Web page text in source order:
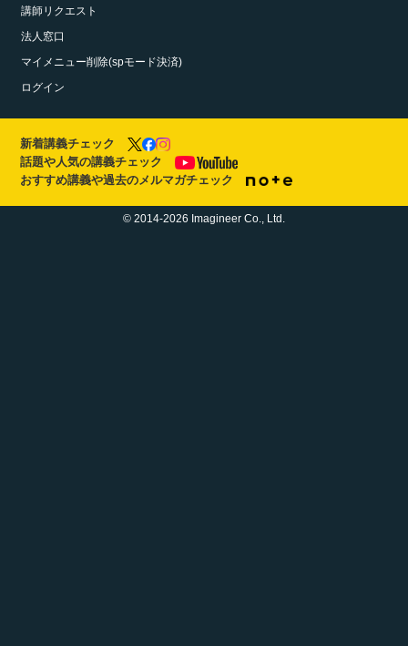
講師リクエスト
法人窓口
マイメニュー削除(spモード決済)
ログイン
新着講義チェック
話題や人気の講義チェック
おすすめ講義や過去のメルマガチェック
© 2014-2026 Imagineer Co., Ltd.